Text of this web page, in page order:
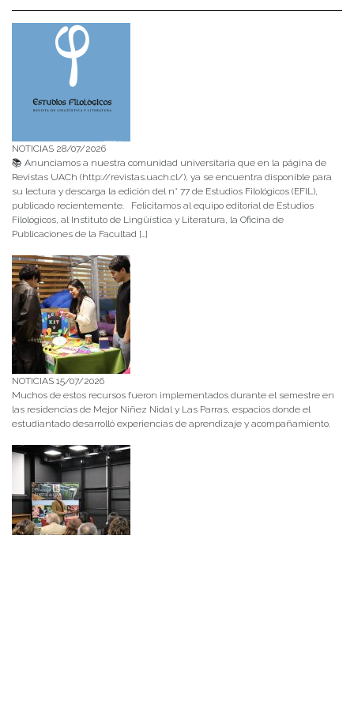
NOTICIAS 28/07/2026
📚 Anunciamos a nuestra comunidad universitaria que en la página de
Revistas UACh (http://revistas.uach.cl/), ya se encuentra disponible para
su lectura y descarga la edición del n° 77 de Estudios Filológicos (EFIL),
publicado recientemente. Felicitamos al equipo editorial de Estudios
Filológicos, al Instituto de Lingüística y Literatura, la Oficina de
Publicaciones de la Facultad […]
NOTICIAS 15/07/2026
Muchos de estos recursos fueron implementados durante el semestre en
las residencias de Mejor Niñez Nidal y Las Parras, espacios donde el
estudiantado desarrolló experiencias de aprendizaje y acompañamiento.